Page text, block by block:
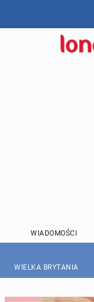
WIADOMOŚCI
WIELKA BRYTANIA